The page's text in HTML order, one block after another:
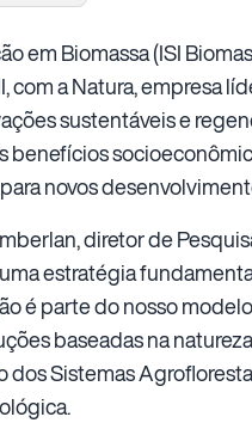
em Biomassa (ISI
com a Natura, empresa
sustentáveis e
benefícios
novos
diretor de
estratégia
é parte do nosso
baseadas na
dos Sistemas